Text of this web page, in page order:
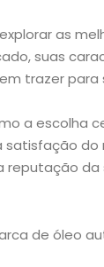
as
suas
trazer para
a escolha
satisfação do
reputação da